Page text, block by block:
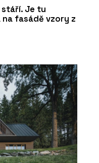
Je tu
fasádě vzory z